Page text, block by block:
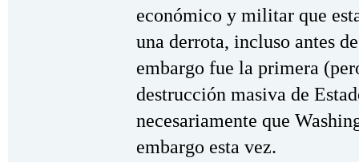
económico y militar que
una derrota, incluso antes
embargo fue la primera
destrucción masiva de
necesariamente que
embargo esta vez.